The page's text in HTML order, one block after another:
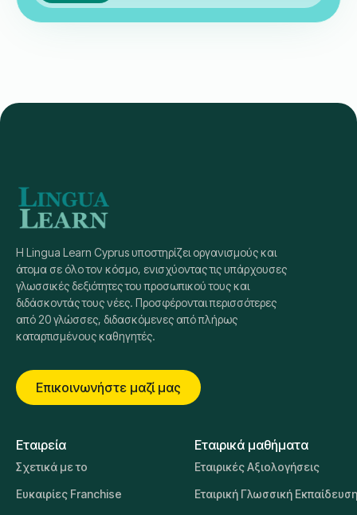
Η Lingua Learn Cyprus υποστηρίζει οργανισμούς και
άτομα σε όλο τον κόσμο, ενισχύοντας τις υπάρχουσες
γλωσσικές δεξιότητες του προσωπικού τους και
διδάσκοντάς τους νέες. Προσφέρονται περισσότερες
από 20 γλώσσες, διδασκόμενες από πλήρως
καταρτισμένους καθηγητές.
Επικοινωνήστε μαζί μας
Εταιρεία
Σχετικά με το
Ευκαιρίες Franchise
Εταιρικά μαθήματα
Εταιρικές Αξιολογήσεις
Εταιρική Γλωσσική Εκπαίδευση